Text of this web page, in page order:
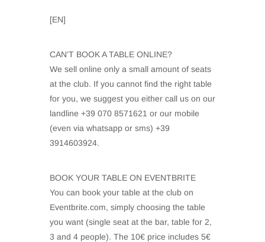
[EN]
CAN’T BOOK A TABLE ONLINE?
We sell online only a small amount of seats
at the club. If you cannot find the right table
for you, we suggest you either call us on our
landline +39 070 8571621 or our mobile
(even via whatsapp or sms) +39
3914603924.
BOOK YOUR TABLE ON EVENTBRITE
You can book your table at the club on
Eventbrite.com, simply choosing the table
you want (single seat at the bar, table for 2,
3 and 4 people). The 10€ price includes 5€